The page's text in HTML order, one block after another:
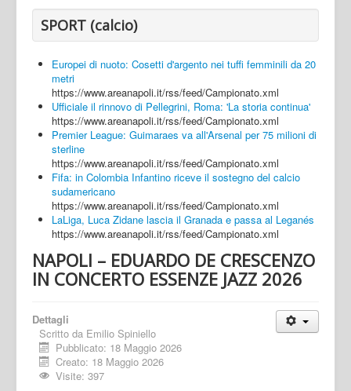
SPORT (calcio)
Europei di nuoto: Cosetti d'argento nei tuffi femminili da 20
metri
https://www.areanapoli.it/rss/feed/Campionato.xml
Ufficiale il rinnovo di Pellegrini, Roma: 'La storia continua'
https://www.areanapoli.it/rss/feed/Campionato.xml
Premier League: Guimaraes va all'Arsenal per 75 milioni di
sterline
https://www.areanapoli.it/rss/feed/Campionato.xml
Fifa: in Colombia Infantino riceve il sostegno del calcio
sudamericano
https://www.areanapoli.it/rss/feed/Campionato.xml
LaLiga, Luca Zidane lascia il Granada e passa al Leganés
https://www.areanapoli.it/rss/feed/Campionato.xml
NAPOLI – EDUARDO DE CRESCENZO
IN CONCERTO ESSENZE JAZZ 2026
Dettagli
Scritto da Emilio Spiniello
Pubblicato: 18 Maggio 2026
Creato: 18 Maggio 2026
Visite: 397